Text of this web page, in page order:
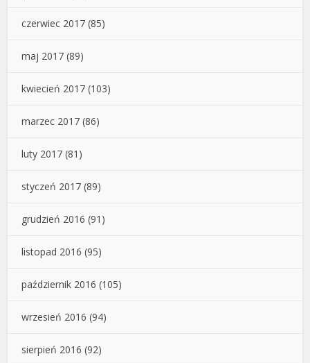
czerwiec 2017 (85)
maj 2017 (89)
kwiecień 2017 (103)
marzec 2017 (86)
luty 2017 (81)
styczeń 2017 (89)
grudzień 2016 (91)
listopad 2016 (95)
październik 2016 (105)
wrzesień 2016 (94)
sierpień 2016 (92)